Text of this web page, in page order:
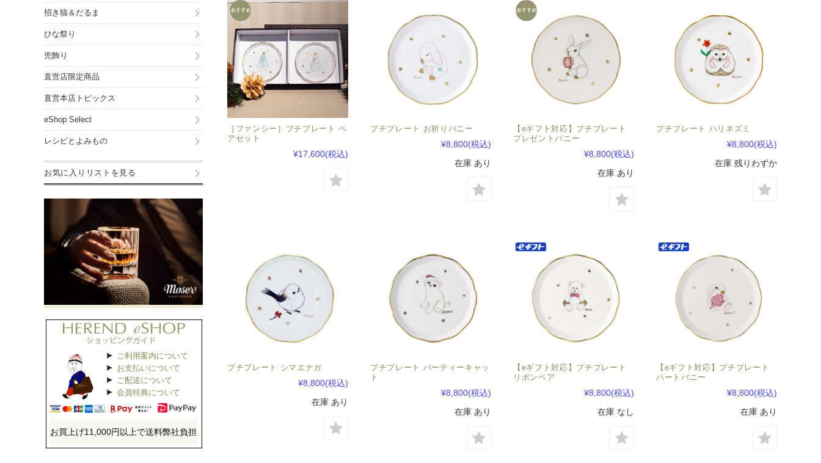
［ファンシー］プチプレート ペ
アセット
¥17,600(税込)
プチプレート お祈りバニー
¥8,800(税込)
在庫 あり
【eギフト対応】プチプレート
プレゼントバニー
¥8,800(税込)
在庫 あり
プチプレート ハリネズミ
¥8,800(税込)
在庫 残りわずか
プチプレート シマエナガ
¥8,800(税込)
在庫 あり
プチプレート パーティーキャッ
ト
¥8,800(税込)
在庫 あり
【eギフト対応】プチプレート
リボンベア
¥8,800(税込)
在庫 なし
【eギフト対応】プチプレート
ハートバニー
¥8,800(税込)
在庫 あり
招き猫＆だるま
ひな祭り
兜飾り
直営店限定商品
直営本店トピックス
eShop Select
レシピとよみもの
お気に入りリストを見る
ご利用案内について
お支払いについて
ご配送について
会員特典について
お買上げ11,000円以上で送料弊社負担